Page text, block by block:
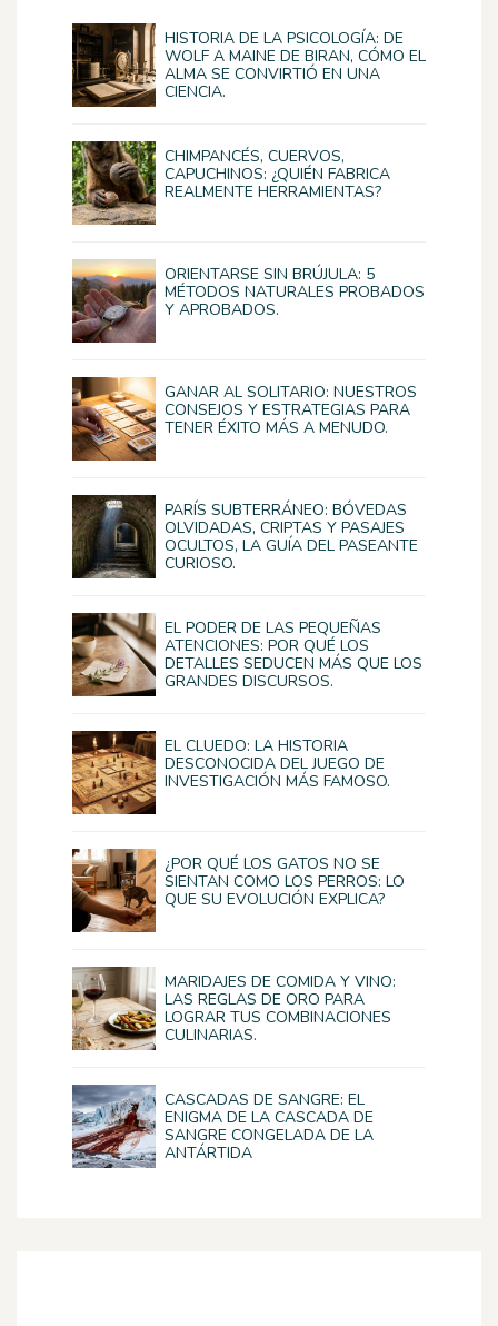
HISTORIA DE LA PSICOLOGÍA: DE
WOLF A MAINE DE BIRAN, CÓMO EL
ALMA SE CONVIRTIÓ EN UNA
CIENCIA.
CHIMPANCÉS, CUERVOS,
CAPUCHINOS: ¿QUIÉN FABRICA
REALMENTE HERRAMIENTAS?
ORIENTARSE SIN BRÚJULA: 5
MÉTODOS NATURALES PROBADOS
Y APROBADOS.
GANAR AL SOLITARIO: NUESTROS
CONSEJOS Y ESTRATEGIAS PARA
TENER ÉXITO MÁS A MENUDO.
PARÍS SUBTERRÁNEO: BÓVEDAS
OLVIDADAS, CRIPTAS Y PASAJES
OCULTOS, LA GUÍA DEL PASEANTE
CURIOSO.
EL PODER DE LAS PEQUEÑAS
ATENCIONES: POR QUÉ LOS
DETALLES SEDUCEN MÁS QUE LOS
GRANDES DISCURSOS.
EL CLUEDO: LA HISTORIA
DESCONOCIDA DEL JUEGO DE
INVESTIGACIÓN MÁS FAMOSO.
¿POR QUÉ LOS GATOS NO SE
SIENTAN COMO LOS PERROS: LO
QUE SU EVOLUCIÓN EXPLICA?
MARIDAJES DE COMIDA Y VINO:
LAS REGLAS DE ORO PARA
LOGRAR TUS COMBINACIONES
CULINARIAS.
CASCADAS DE SANGRE: EL
ENIGMA DE LA CASCADA DE
SANGRE CONGELADA DE LA
ANTÁRTIDA